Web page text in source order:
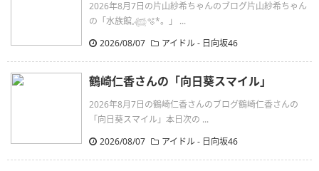
2026年8月7日の片山紗希ちゃんのブログ片山紗希ちゃん
の「水族館𓈒𓆉🫧‪*。」 ...
2026/08/07
アイドル - 日向坂46
鶴崎仁香さんの「向日葵スマイル」
2026年8月7日の鶴崎仁香さんのブログ鶴崎仁香さんの
「向日葵スマイル」本日次の ...
2026/08/07
アイドル - 日向坂46